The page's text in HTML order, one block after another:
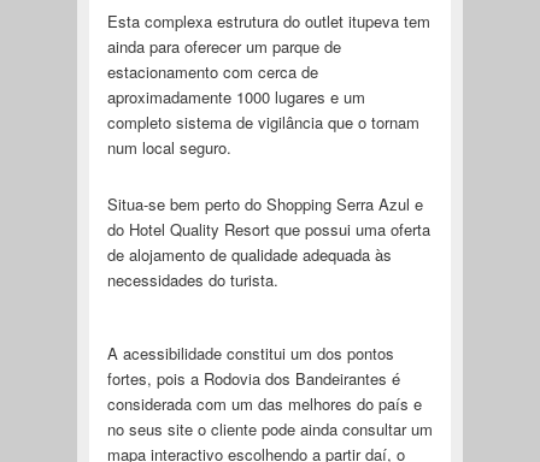
Esta complexa estrutura do outlet itupeva tem
ainda para oferecer um parque de
estacionamento com cerca de
aproximadamente 1000 lugares e um
completo sistema de vigilância que o tornam
num local seguro.
Situa-se bem perto do Shopping Serra Azul e
do Hotel Quality Resort que possui uma oferta
de alojamento de qualidade adequada às
necessidades do turista.
A acessibilidade constitui um dos pontos
fortes, pois a Rodovia dos Bandeirantes é
considerada com um das melhores do país e
no seus site o cliente pode ainda consultar um
mapa interactivo escolhendo a partir daí, o